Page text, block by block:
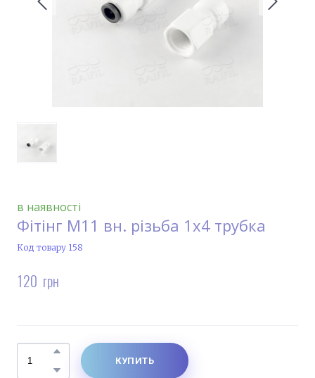
в наявності
Фітінг М11 вн. різьба 1х4 трубка
Код товару 158
120  грн
КУПИТЬ